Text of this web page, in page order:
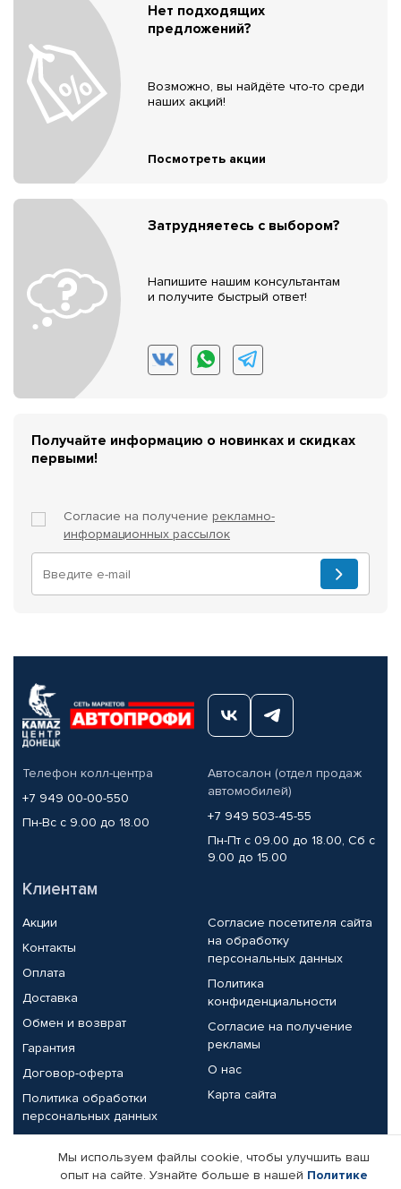
Нет подходящих
предложений?
Возможно, вы найдёте что-то среди
наших акций!
Посмотреть акции
Затрудняетесь с выбором?
Напишите нашим консультантам
и получите быстрый ответ!
Получайте информацию о новинках и скидках
первыми!
Согласие на получение рекламно-
информационных рассылок
Телефон колл-центра
+7 949 00-00-550
Пн-Вс с 9.00 до 18.00
Автосалон (отдел продаж
автомобилей)
+7 949 503-45-55
Пн-Пт с 09.00 до 18.00, Сб с
9.00 до 15.00
Клиентам
Акции
Контакты
Оплата
Доставка
Обмен и возврат
Гарантия
Договор-оферта
Политика обработки
персональных данных
Согласие посетителя сайта
на обработку
персональных данных
Политика
конфиденциальности
Согласие на получение
рекламы
О нас
Карта сайта
Партнерам
Мы используем файлы cookie, чтобы улучшить ваш
опыт на сайте. Узнайте больше в нашей Политике